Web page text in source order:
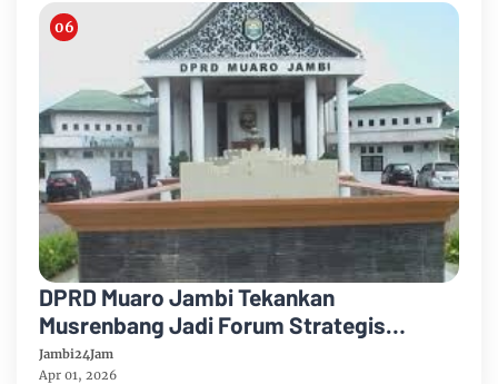
DPRD Muaro Jambi Tekankan
Musrenbang Jadi Forum Strategis
Perencanaan Pembangunan
Jambi24Jam
Apr 01, 2026